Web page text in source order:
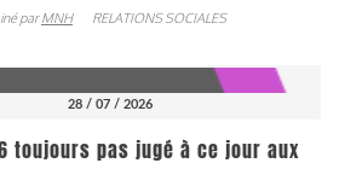
parMNH RELATIONS SOCIALES
28 / 07 / 2026
toujours pas jugé à ce jour aux